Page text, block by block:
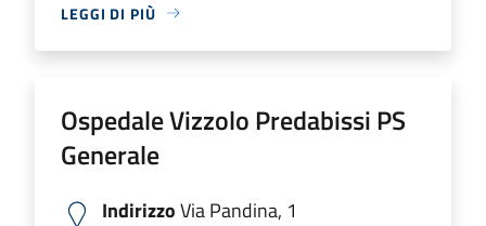
LEGGI DI PIÙ
Ospedale Vizzolo Predabissi PS
Generale
IndirizzoVia Pandina, 1